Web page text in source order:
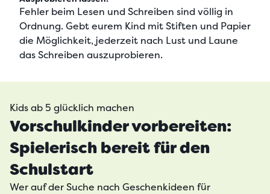
Fehler beim Lesen und Schreiben sind völlig in
Ordnung. Gebt eurem Kind mit Stiften und Papier
die Möglichkeit, jederzeit nach Lust und Laune
das Schreiben auszuprobieren.
Kids ab 5 glücklich machen
Vorschulkinder vorbereiten:
Spielerisch bereit für den
Schulstart
Wer auf der Suche nach Geschenkideen für